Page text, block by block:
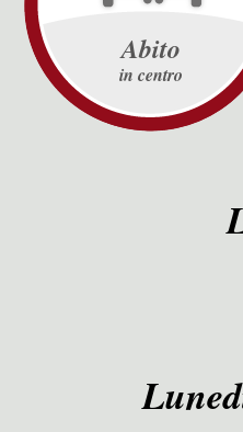
Abito
in centro